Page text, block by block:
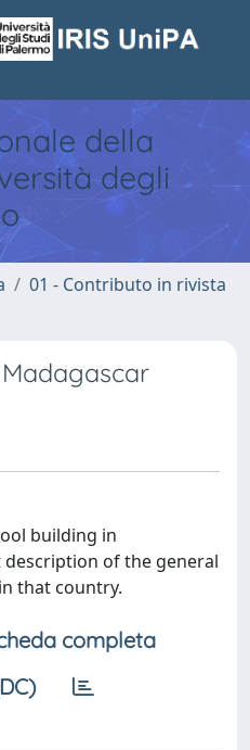
della
degli
01 - Contributo in rivista
building in
description of the general
that country.
completa